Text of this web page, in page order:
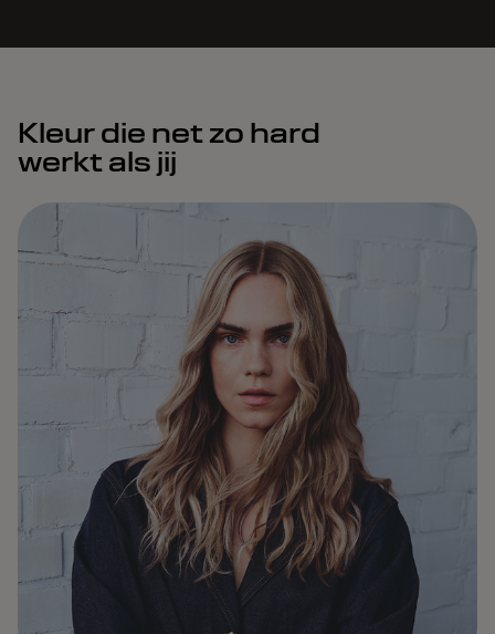
Kleur die net zo hard
werkt als jij